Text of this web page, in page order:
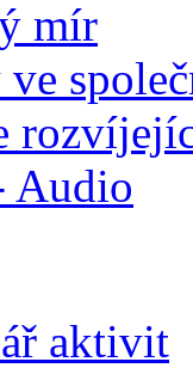
mír
Audio
aktivit